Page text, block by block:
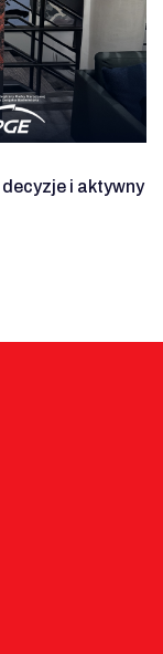
i aktywny